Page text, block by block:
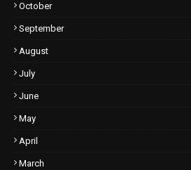
October
September
August
July
June
May
April
March